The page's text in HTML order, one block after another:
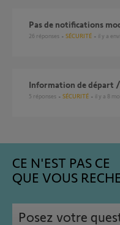
Pas de notifications
26 réponses SÉCURITÉ il y a
Information de départ
5 réponses SÉCURITÉ il y a 8
CE N'EST PAS CE
QUE VOUS
Posez votre